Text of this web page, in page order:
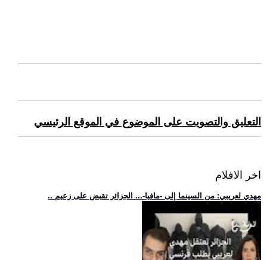
التعليق والتصويت على الموضوع في الموقع الرئيسي
اخر الافلام
.. مهدي لعريبي: من السينما إلى -مافيا-... الجزائر تقبض على زعيم